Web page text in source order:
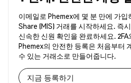
이메일로 Phemex에 몇 분 만에 가
Share (MIS) 거래를 시작하세요. 즉
신속한 신원 확인을 완료하세요.
Phemex의 안전한 등록은 처음부터
수 있는 거래소로 만들어줍니다.
지금 등록하기